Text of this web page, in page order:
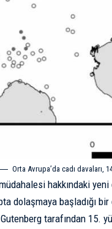
Orta Avrupa’da cadı davaları,
müdahalesi hakkındaki
dolaşmaya başladığı
tarafından 15.